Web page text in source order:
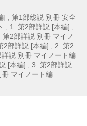
] , 第1部総説 別冊 安全
, 1: 第2部詳説 [本編] ,
2部詳説 別冊 マイノ
2部詳説 [本編] , 2: 第2
説 別冊 マイノート編
[本編] , 3: 第2部詳説
マイノート編